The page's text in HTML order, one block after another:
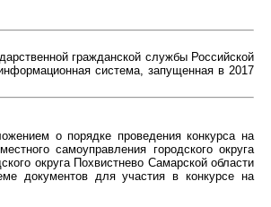
гражданской службы Российской
система, запущенная в 2017
о порядке проведения конкурса на
самоуправления городского округа
округа Похвистнево Самарской области
документов для участия в конкурсе на